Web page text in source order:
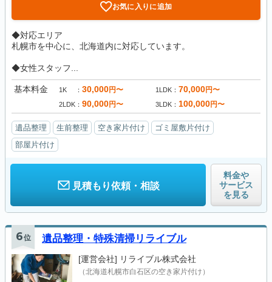
お気に入りに追加
◆対応エリア
札幌市を中心に、北海道内に対応しています。
◆女性スタッフ...
基本料金 1K 30,000円〜 1LDK 70,000円〜
2LDK 90,000円〜 3LDK 100,000円〜
遺品整理 生前整理 空き家片付け
ゴミ屋敷片付け
部屋片付け
見積もり依頼・相談
料金や
サービス
を見る
6位 遺品整理・特殊清掃リライブル
[運営会社] リライブル株式会社
（北海道札幌市白石区の空き家片付け）